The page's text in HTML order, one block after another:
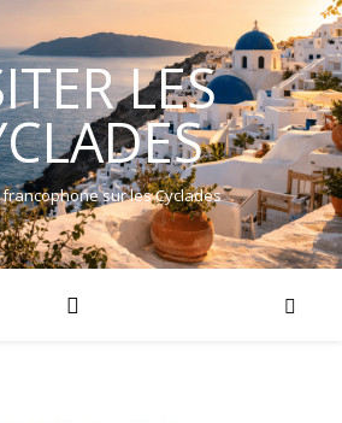
LES
sur les Cyclades